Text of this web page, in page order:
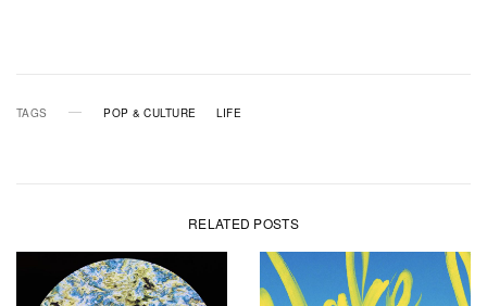
TAGS POP & CULTURE LIFE
RELATED POSTS